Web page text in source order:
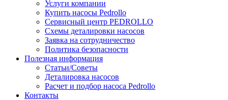
Услуги компании
Купить насосы Pedrollo
Сервисный центр PEDROLLO
Схемы деталировки насосов
Заявка на сотрудничество
Политика безопасности
Полезная информация
Статьи/Советы
Деталировка насосов
Расчет и подбор насоса Pedrollo
Контакты